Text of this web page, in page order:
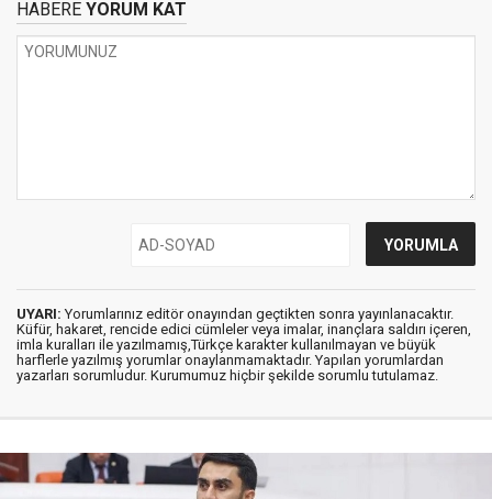
HABERE YORUM KAT
UYARI: Yorumlarınız editör onayından geçtikten sonra yayınlanacaktır.
Küfür, hakaret, rencide edici cümleler veya imalar, inançlara saldırı içeren,
imla kuralları ile yazılmamış,Türkçe karakter kullanılmayan ve büyük
harflerle yazılmış yorumlar onaylanmamaktadır. Yapılan yorumlardan
yazarları sorumludur. Kurumumuz hiçbir şekilde sorumlu tutulamaz.